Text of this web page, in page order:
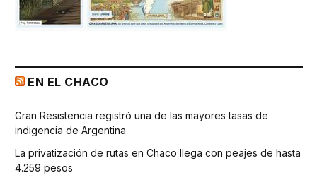
EN EL CHACO
Gran Resistencia registró una de las mayores tasas de
indigencia de Argentina
La privatización de rutas en Chaco llega con peajes de hasta
4.259 pesos